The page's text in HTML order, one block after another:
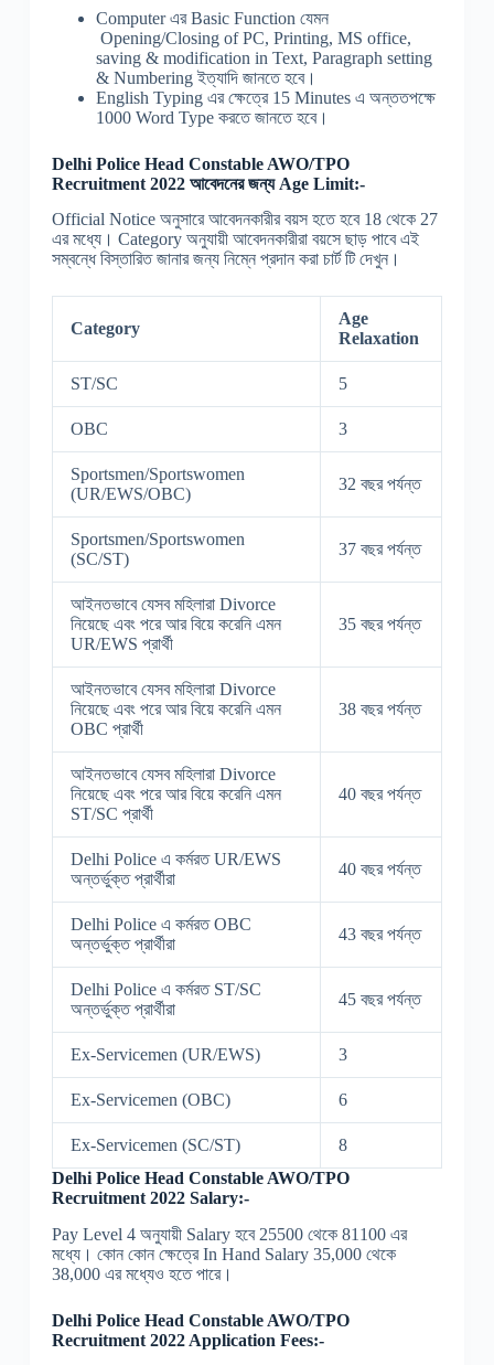
Computer এর Basic Function যেমন
Opening/Closing of PC, Printing, MS office,
saving & modification in Text, Paragraph setting
& Numbering ইত্যাদি জানতে হবে।
English Typing এর ক্ষেত্রে 15 Minutes এ অন্ততপক্ষে
1000 Word Type করতে জানতে হবে।
Delhi Police Head Constable AWO/TPO
Recruitment 2022 আবেদনের জন্য Age Limit:-
Official Notice অনুসারে আবেদনকারীর বয়স হতে হবে 18 থেকে 27
এর মধ্যে। Category অনুযায়ী আবেদনকারীরা বয়সে ছাড় পাবে এই
সম্বন্ধে বিস্তারিত জানার জন্য নিম্নে প্রদান করা চার্ট টি দেখুন।
Category
Age
Relaxation
ST/SC 5
OBC 3
Sportsmen/Sportswomen
(UR/EWS/OBC)
32 বছর পর্যন্ত
Sportsmen/Sportswomen
(SC/ST)
37 বছর পর্যন্ত
আইনতভাবে যেসব মহিলারা Divorce
নিয়েছে এবং পরে আর বিয়ে করেনি এমন
UR/EWS প্রার্থী
35 বছর পর্যন্ত
আইনতভাবে যেসব মহিলারা Divorce
নিয়েছে এবং পরে আর বিয়ে করেনি এমন
OBC প্রার্থী
38 বছর পর্যন্ত
আইনতভাবে যেসব মহিলারা Divorce
নিয়েছে এবং পরে আর বিয়ে করেনি এমন
ST/SC প্রার্থী
40 বছর পর্যন্ত
Delhi Police এ কর্মরত UR/EWS
অন্তর্ভুক্ত প্রার্থীরা
40 বছর পর্যন্ত
Delhi Police এ কর্মরত OBC
অন্তর্ভুক্ত প্রার্থীরা
43 বছর পর্যন্ত
Delhi Police এ কর্মরত ST/SC
অন্তর্ভুক্ত প্রার্থীরা
45 বছর পর্যন্ত
Ex-Servicemen (UR/EWS) 3
Ex-Servicemen (OBC) 6
Ex-Servicemen (SC/ST)
8
Delhi Police Head Constable AWO/TPO
Recruitment 2022 Salary:-
Pay Level 4 অনুযায়ী Salary হবে 25500 থেকে 81100 এর
মধ্যে। কোন কোন ক্ষেত্রে In Hand Salary 35,000 থেকে
38,000 এর মধ্যেও হতে পারে।
Delhi Police Head Constable AWO/TPO
Recruitment 2022 Application Fees:-